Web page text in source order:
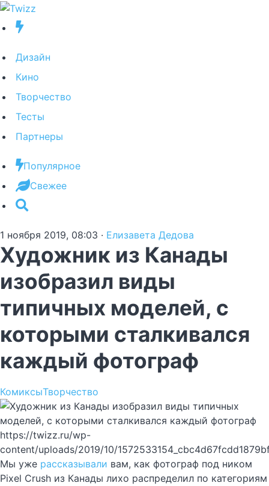
Дизайн
Кино
Творчество
Тесты
Партнеры
Популярное
Свежее
1 ноября 2019, 08:03 · Елизавета Дедова
Художник из Канады
изобразил виды
типичных моделей, с
которыми сталкивался
каждый фотограф
КомиксыТворчество
https://twizz.ru/wp-
content/uploads/2019/10/
Мы уже рассказывали вам, как фотограф под ником
Pixel Crush из Канады лихо распределил по категориям